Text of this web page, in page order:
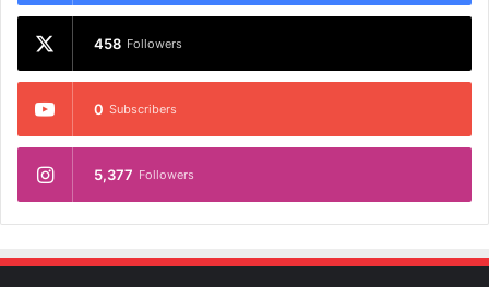
458 Followers
0 Subscribers
5,377 Followers